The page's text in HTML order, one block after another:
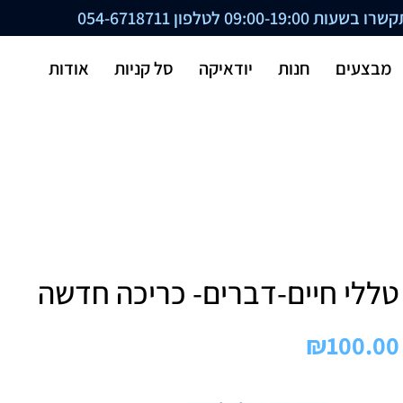
09:00-19:00 לטלפון 054-6718711
מבצעים חנות יודאיקה סל קניות אודות
טללי חיים-דברים- כריכה חדשה
₪100.00